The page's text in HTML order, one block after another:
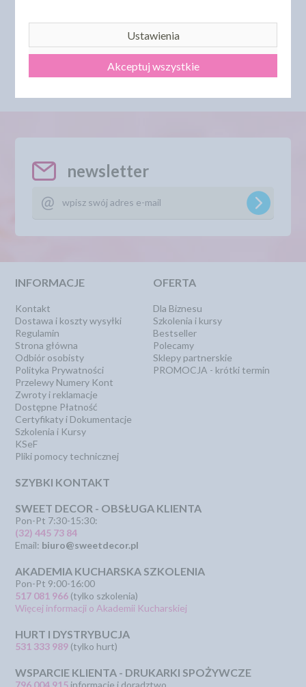
newsletter
INFORMACJE
Kontakt
Dostawa i koszty wysyłki
Regulamin
Strona główna
Odbiór osobisty
Polityka Prywatności
Przelewy Numery Kont
Zwroty i reklamacje
Dostępne Płatność
Certyfikaty i Dokumentacje
Szkolenia i Kursy
KSeF
Pliki pomocy technicznej
OFERTA
Dla Biznesu
Szkolenia i kursy
Bestseller
Polecamy
Sklepy partnerskie
PROMOCJA - krótki termin
SZYBKI KONTAKT
SWEET DECOR - OBSŁUGA KLIENTA
Pon-Pt 7:30-15:30:
(32) 445 73 84
Email: biuro@sweetdecor.pl
AKADEMIA KUCHARSKA SZKOLENIA
Pon-Pt 9:00-16:00
517 081 966 (tylko szkolenia)
Więcej informacji o Akademii Kucharskiej
HURT I DYSTRYBUCJA
531 333 989 (tylko hurt)
WSPARCIE KLIENTA - DRUKARKI SPOŻYWCZE
796 004 915 informacje i doradztwo
Ustawienia
Akceptuj wszystkie